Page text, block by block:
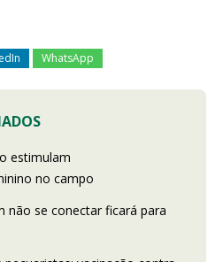
WhatsApp
estimulam
no campo
não se conectar ficará para